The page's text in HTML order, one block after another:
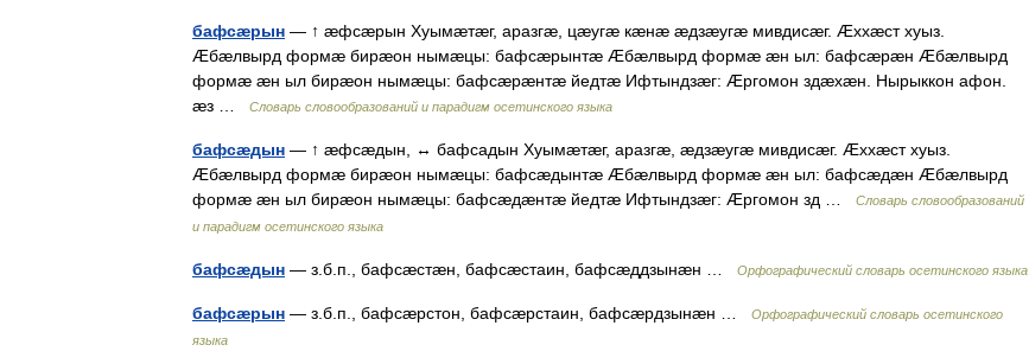
бафсæрын — ↑ æфсæрын Хуымæтæг, аразгæ, цæугæ кæнæ æдзæугæ мивдисæг. Æххæст хуыз.
Æбæлвырд формæ бирæон нымæцы: бафсæрынтæ Æбæлвырд формæ æн ыл: бафсæрæн Æбæлвырд
формæ æн ыл бирæон нымæцы: бафсæрæнтæ йедтæ Ифтындзæг: Æргомон здæхæн. Нырыккон афон.
æз …
Словарь словообразований и парадигм осетинского языка
бафсæдын — ↑ æфсæдын, ↔ бафсадын Хуымæтæг, аразгæ, æдзæугæ мивдисæг. Æххæст хуыз.
Æбæлвырд формæ бирæон нымæцы: бафсæдынтæ Æбæлвырд формæ æн ыл: бафсæдæн Æбæлвырд
формæ æн ыл бирæон нымæцы: бафсæдæнтæ йедтæ Ифтындзæг: Æргомон зд …
Словарь словообразований
и парадигм осетинского языка
бафсæдын — з.б.п., бафсæстæн, бафсæстаин, бафсæддзынæн … Орфографический словарь осетинского языка
бафсæрын — з.б.п., бафсæрстон, бафсæрстаин, бафсæрдзынæн …
Орфографический словарь осетинского
языка